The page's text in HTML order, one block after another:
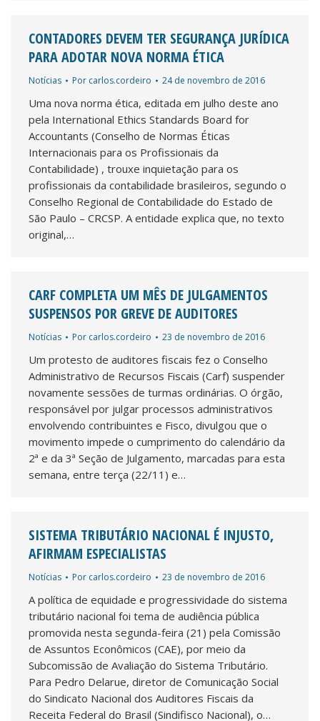
CONTADORES DEVEM TER SEGURANÇA JURÍDICA
PARA ADOTAR NOVA NORMA ÉTICA
Notícias Por carlos.cordeiro 24 de novembro de 2016
Uma nova norma ética, editada em julho deste ano
pela International Ethics Standards Board for
Accountants (Conselho de Normas Éticas
Internacionais para os Profissionais da
Contabilidade) , trouxe inquietação para os
profissionais da contabilidade brasileiros, segundo o
Conselho Regional de Contabilidade do Estado de
São Paulo – CRCSP. A entidade explica que, no texto
original,…
CARF COMPLETA UM MÊS DE JULGAMENTOS
SUSPENSOS POR GREVE DE AUDITORES
Notícias Por carlos.cordeiro 23 de novembro de 2016
Um protesto de auditores fiscais fez o Conselho
Administrativo de Recursos Fiscais (Carf) suspender
novamente sessões de turmas ordinárias. O órgão,
responsável por julgar processos administrativos
envolvendo contribuintes e Fisco, divulgou que o
movimento impede o cumprimento do calendário da
2ª e da 3ª Seção de Julgamento, marcadas para esta
semana, entre terça (22/11) e…
SISTEMA TRIBUTÁRIO NACIONAL É INJUSTO,
AFIRMAM ESPECIALISTAS
Notícias Por carlos.cordeiro 23 de novembro de 2016
A política de equidade e progressividade do sistema
tributário nacional foi tema de audiência pública
promovida nesta segunda-feira (21) pela Comissão
de Assuntos Econômicos (CAE), por meio da
Subcomissão de Avaliação do Sistema Tributário.
Para Pedro Delarue, diretor de Comunicação Social
do Sindicato Nacional dos Auditores Fiscais da
Receita Federal do Brasil (Sindifisco Nacional), o…